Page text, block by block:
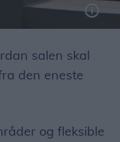
salen skal
den eneste
og fleksible